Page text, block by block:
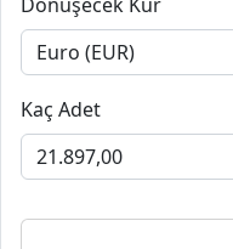
Kaç Adet